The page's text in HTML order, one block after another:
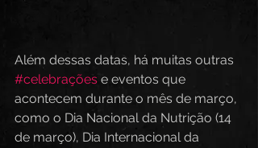
Além dessas datas, há muitas outras
#celebrações e eventos que
acontecem durante o mês de março,
como o Dia Nacional da Nutrição (14
de março), Dia Internacional da